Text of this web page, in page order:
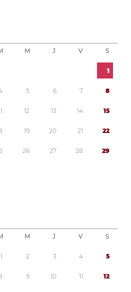
M J V S
1
5 6 7 8
1 12 13 14 15
19 20 21 22
26 27 28 29
M J V S
1 2 3 4 5
9 10 11 12